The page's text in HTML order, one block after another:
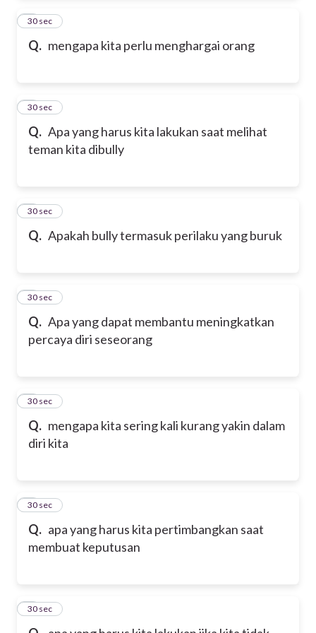
Q. mengapa kita perlu menghargai orang
2
30 sec
Q. Apa yang harus kita lakukan saat melihat
teman kita dibully
3
30 sec
Q. Apakah bully termasuk perilaku yang buruk
4
30 sec
Q. Apa yang dapat membantu meningkatkan
percaya diri seseorang
5
30 sec
Q. mengapa kita sering kali kurang yakin dalam
diri kita
6
30 sec
Q. apa yang harus kita pertimbangkan saat
membuat keputusan
7
30 sec
8
30 sec